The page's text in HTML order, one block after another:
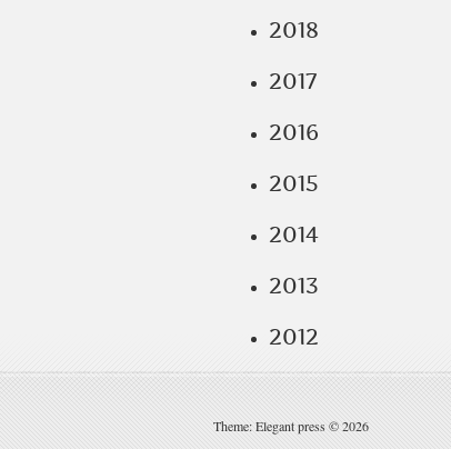
2018
2017
2016
2015
2014
2013
2012
Theme: Elegant press © 2026